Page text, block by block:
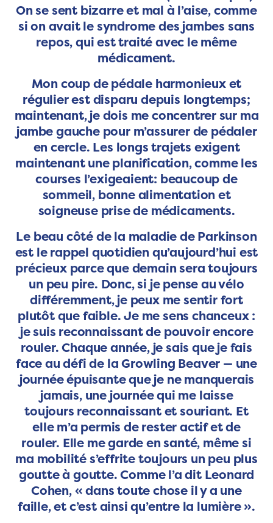
On se sent bizarre et mal à l’aise, comme
si on avait le syndrome des jambes sans
repos, qui est traité avec le même
médicament.
Mon coup de pédale harmonieux et
régulier est disparu depuis longtemps;
maintenant, je dois me concentrer sur ma
jambe gauche pour m’assurer de pédaler
en cercle. Les longs trajets exigent
maintenant une planification, comme les
courses l’exigeaient: beaucoup de
sommeil, bonne alimentation et
soigneuse prise de médicaments.
Le beau côté de la maladie de Parkinson
est le rappel quotidien qu’aujourd’hui est
précieux parce que demain sera toujours
un peu pire. Donc, si je pense au vélo
différemment, je peux me sentir fort
plutôt que faible. Je me sens chanceux :
je suis reconnaissant de pouvoir encore
rouler. Chaque année, je sais que je fais
face au défi de la Growling Beaver — une
journée épuisante que je ne manquerais
jamais, une journée qui me laisse
toujours reconnaissant et souriant. Et
elle m’a permis de rester actif et de
rouler. Elle me garde en santé, même si
ma mobilité s’effrite toujours un peu plus
goutte à goutte. Comme l’a dit Leonard
Cohen, « dans toute chose il y a une
faille, et c’est ainsi qu’entre la lumière ».